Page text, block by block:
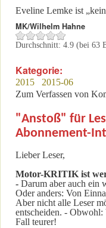
Eveline Lemke ist
MK/Wilhelm Hahne
Durchschnitt: 4.9 (bei 63
Kategorie:
2015
2015-06
Zum Verfassen von
"Anstoß" für
Abonnement-
Lieber Leser,
Motor-KRITIK ist
- Darum aber auch ein
Oder anders: Von
Aber nicht alle Leser
entscheiden. -
Fall teurer!